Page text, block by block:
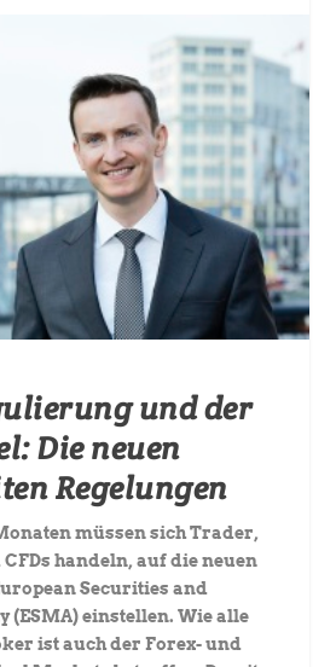
und der
Die neuen
Regelungen
müssen sich Trader,
handeln, auf die neuen
Securities and
(ESMA) einstellen. Wie alle
ist auch der Forex- und